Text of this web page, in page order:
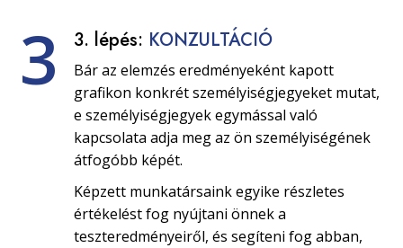
3 3. lépés: KONZULTÁCIÓ
Bár az elemzés eredményeként kapott
grafikon konkrét személyiségjegyeket mutat,
e személyiségjegyek egymással való
kapcsolata adja meg az ön személyiségének
átfogóbb képét.
Képzett munkatársaink egyike részletes
értékelést fog nyújtani önnek a
teszteredményeiről, és segíteni fog abban,